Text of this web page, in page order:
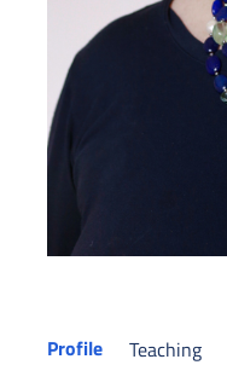
Profile Teaching